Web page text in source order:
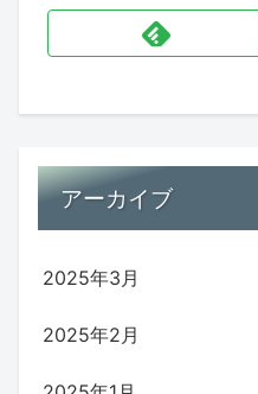
アーカイブ
2025年3月
2025年2月